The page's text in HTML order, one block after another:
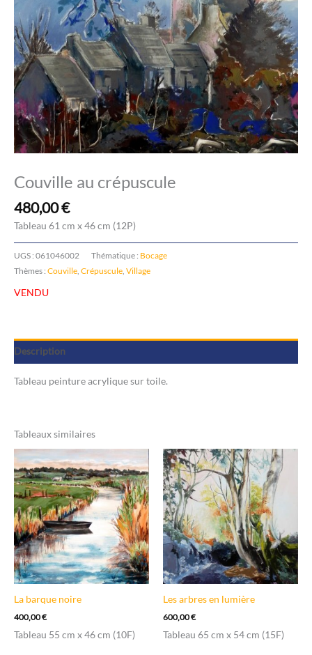
Couville au crépuscule
480,00€
Tableau 61 cm x 46 cm (12P)
UGS : 061046002 Thématique : Bocage
Thèmes : Couville Crépuscule Village
VENDU
Description
Tableau peinture acrylique sur toile.
Tableaux similaires
La barque noire
400,00€
Tableau 55 cm x 46 cm (10F)
Les arbres en lumière
600,00€
Tableau 65 cm x 54 cm (15F)